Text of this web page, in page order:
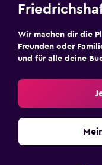
Wir machen dir die
Freunden oder
und für alle deine